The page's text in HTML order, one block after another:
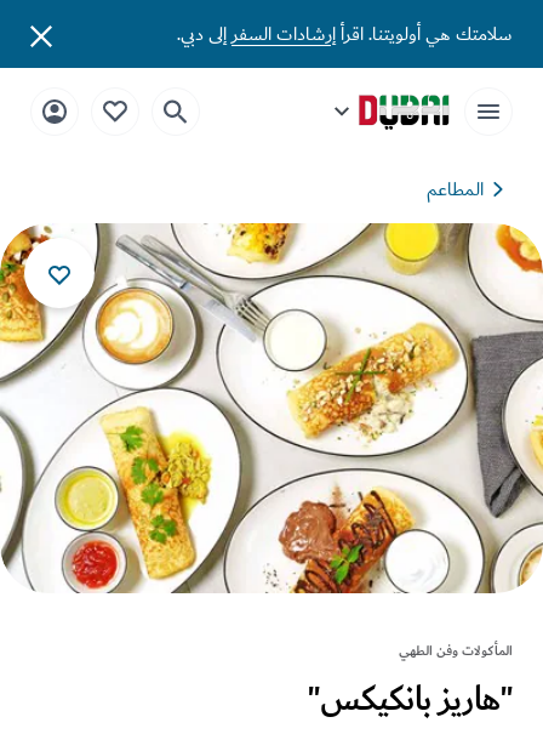
هي أولويتنا. اقرأإرشادات السفرإلى دبي.
المطاعم
وفن الطهي
بانكيكس"